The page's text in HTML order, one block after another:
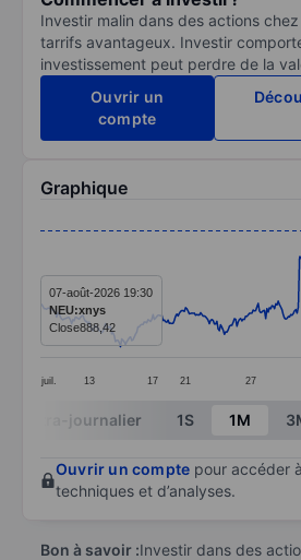
Investir malin dans des actions
tarrifs avantageux. Investir
investissement peut perdre de la
Ouvrir un
compte
Graphique
Line chart with 298 data
The chart has 1 X axis
The chart has 1 Y axis
juil. 13 17 21 27
07-août-2026 19:30
NEU:xnys
Close888,42
End of interactive chart.
Intra-journalier 1S 1M
Ouvrir un compte pour accéder
techniques et d’analyses.
Bon à savoir :Investir dans des